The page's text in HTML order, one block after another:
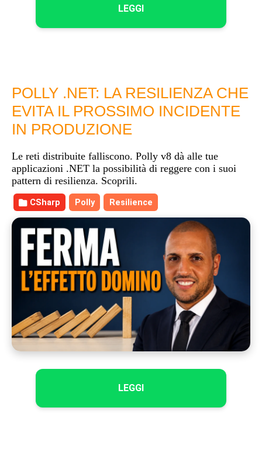
LEGGI
LEGGI
POLLY .NET: LA RESILIENZA CHE
EVITA IL PROSSIMO INCIDENTE
IN PRODUZIONE
Le reti distribuite falliscono. Polly v8 dà alle tue
applicazioni .NET la possibilità di reggere con i suoi
pattern di resilienza. Scoprili.
CSharp Polly Resilience